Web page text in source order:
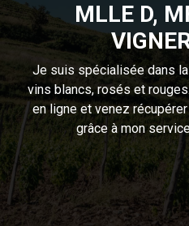
MLLE D,
Je suis spécialisée dans
vins blancs, rosés et
en ligne et venez
grâce à mon